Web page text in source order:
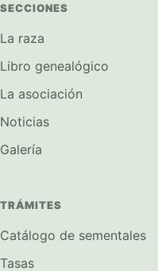
SECCIONES
La raza
Libro genealógico
La asociación
Noticias
Galería
TRÁMITES
Catálogo de sementales
Tasas